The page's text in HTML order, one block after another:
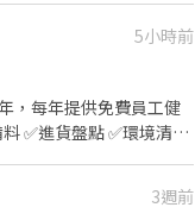
5小時前
，每年提供免費員工健
3週前